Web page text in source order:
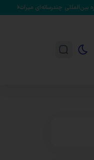
چندرسانه‌ای